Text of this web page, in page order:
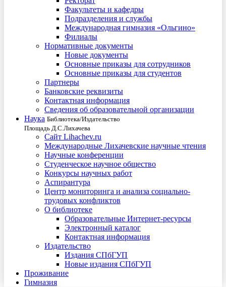
Факультеты и кафедры
Подразделения и службы
Международная гимназия «Ольгино»
Филиалы
Нормативные документы
Новые документы
Основные приказы для сотрудников
Основные приказы для студентов
Партнеры
Банковские реквизиты
Контактная информация
Сведения об образовательной организации
Наука Библиотека/Издательство
Площадь Д.С.Лихачева
Сайт Lihachev.ru
Международные Лихачевские научные чтения
Научные конференции
Студенческое научное общество
Конкурсы научных работ
Аспирантура
Центр мониторинга и анализа социально-
трудовых конфликтов
О библиотеке
Образовательные Интернет-ресурсы
Электронный каталог
Контактная информация
Издательство
Издания СПбГУП
Новые издания СПбГУП
Проживание
Гимназия